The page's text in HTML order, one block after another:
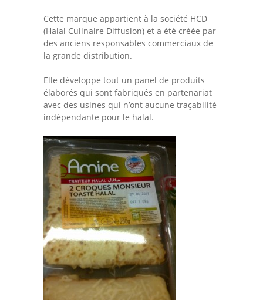
Cette marque appartient à la société HCD
(Halal Culinaire Diffusion) et a été créée par
des anciens responsables commerciaux de
la grande distribution.
Elle développe tout un panel de produits
élaborés qui sont fabriqués en partenariat
avec des usines qui n’ont aucune traçabilité
indépendante pour le halal.